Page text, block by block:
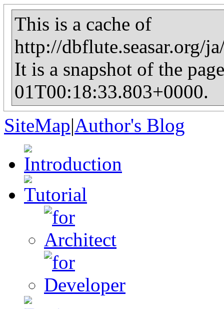
This is a cache of
http://dbflute.seasar.org/
It is a snapshot of the
01T00:18:33.803+0000.
SiteMap|Author's Blog